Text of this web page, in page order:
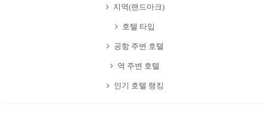
지역(랜드마크)
호텔 타입
공항 주변 호텔
역 주변 호텔
인기 호텔 랭킹